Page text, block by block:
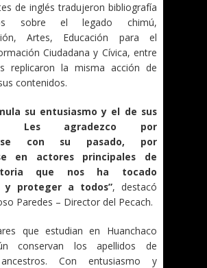
de inglés tradujeron bibliografía
sobre el legado chimú,
Artes, Educación para el
Ciudadana y Cívica, entre
replicaron la misma acción de
contenidos.
su entusiasmo y el de sus
Les agradezco por
con su pasado, por
en actores principales de
que nos ha tocado
y proteger a todos”, destacó
Paredes – Director del Pecach.
que estudian en Huanchaco
conservan los apellidos de
Con entusiasmo y